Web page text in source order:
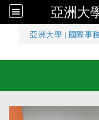
亞洲大
亞洲大學 國際事
亞洲大